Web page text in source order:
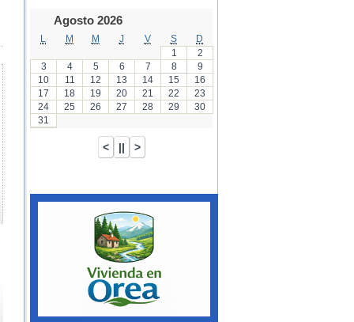
Agosto 2026
M M J V S
D
1
2
3
4 5 6 7 8
9
10
11 12 13 14 15
16
17
18 19 20 21 22
23
24
25 26 27 28 29
30
31